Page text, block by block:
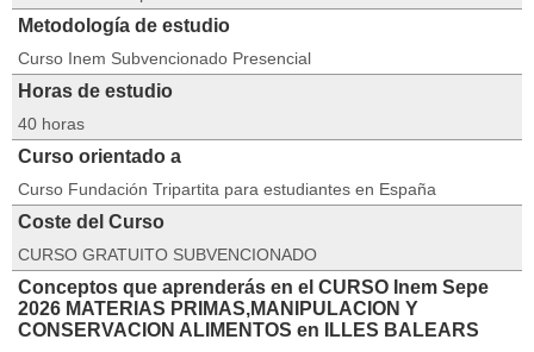
Metodología de estudio
Curso Inem Subvencionado Presencial
Horas de estudio
40 horas
Curso orientado a
Curso Fundación Tripartita para estudiantes en España
Coste del Curso
CURSO GRATUITO SUBVENCIONADO
Conceptos que aprenderás en el CURSO Inem Sepe
2026 MATERIAS PRIMAS,MANIPULACION Y
CONSERVACION ALIMENTOS en ILLES BALEARS